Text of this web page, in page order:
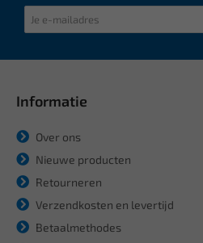
Informatie
Over ons
Nieuwe producten
Retourneren
Verzendkosten en levertijd
Betaalmethodes